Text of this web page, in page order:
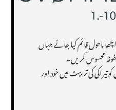
ماحول قائم کیا جائے جہاں
محسوس کریں۔
کی تربیت میں خود اور